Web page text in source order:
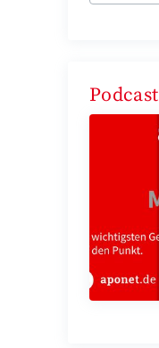
Podcast